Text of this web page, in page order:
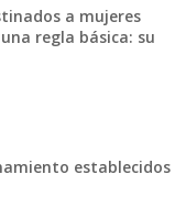
a mujeres
regla básica: su
establecidos